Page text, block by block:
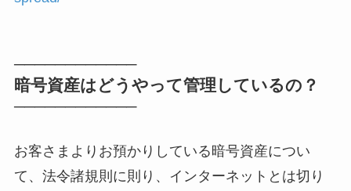
────────────
暗号資産はどうやって管理しているの？
────────────
お客さまよりお預かりしている暗号資産につい
て、法令諸規則に則り、インターネットとは切り